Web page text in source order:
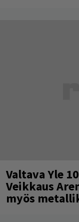
Valtava Yle
Veikkaus
myös